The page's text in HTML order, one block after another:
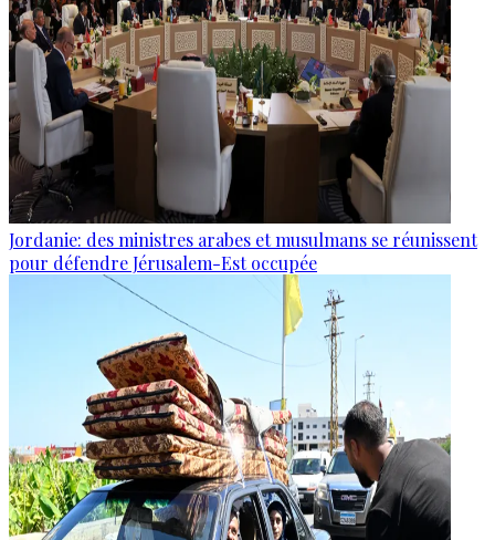
Jordanie: des ministres arabes et musulmans se réunissent
pour défendre Jérusalem-Est occupée